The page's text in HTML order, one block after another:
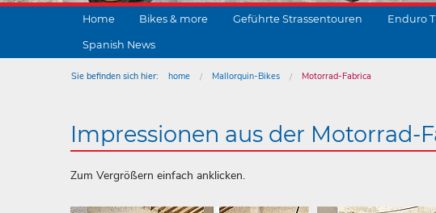
Home Bikes & more Geführte Strassentouren Enduro
Spanish News
Sie befinden sich hier: home Mallorquin-Bikes
Motorrad-Fabrica
Impressionen aus der Motorrad-
Zum Vergrößern einfach anklicken.